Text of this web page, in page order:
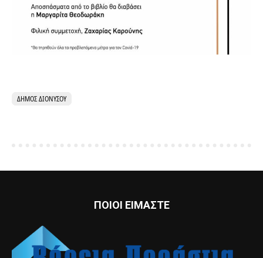
ΔΉΜΟΣ ΔΙΟΝΎΣΟΥ
ΠΟΙΟΙ ΕΙΜΑΣΤΕ